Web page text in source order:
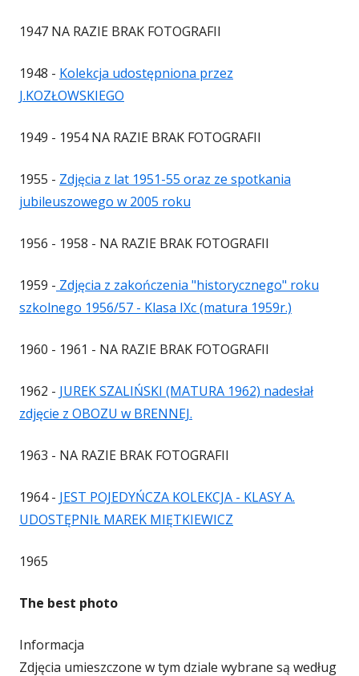
1947 NA RAZIE BRAK FOTOGRAFII
1948 - Kolekcja udostępniona przez
J.KOZŁOWSKIEGO
1949 - 1954 NA RAZIE BRAK FOTOGRAFII
1955 - Zdjęcia z lat 1951-55 oraz ze spotkania
jubileuszowego w 2005 roku
1956 - 1958 - NA RAZIE BRAK FOTOGRAFII
1959 - Zdjęcia z zakończenia "historycznego" roku
szkolnego 1956/57 - Klasa IXc (matura 1959r.)
1960 - 1961 - NA RAZIE BRAK FOTOGRAFII
1962 - JUREK SZALIŃSKI (MATURA 1962) nadesłał
zdjęcie z OBOZU w BRENNEJ.
1963 - NA RAZIE BRAK FOTOGRAFII
1964 - JEST POJEDYŃCZA KOLEKCJA - KLASY A.
UDOSTĘPNIŁ MAREK MIĘTKIEWICZ
1965
The best photo
Informacja
Zdjęcia umieszczone w tym dziale wybrane są według